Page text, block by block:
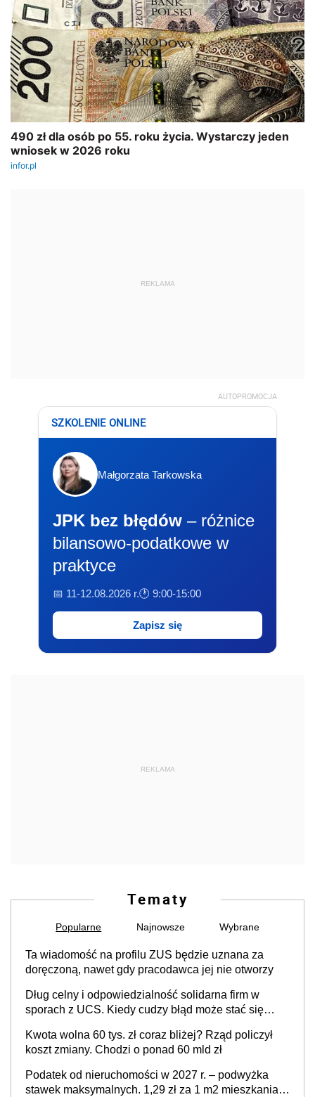
REKLAMA
AUTOPROMOCJA
SZKOLENIE ONLINE
Małgorzata Tarkowska
JPK bez błędów – różnice
bilansowo-podatkowe w
praktyce
📅 11-12.08.2026 r.🕐 9:00-15:00
Zapisz się
REKLAMA
Tematy
Popularne Najnowsze Wybrane
Ta wiadomość na profilu ZUS będzie uznana za
doręczoną, nawet gdy pracodawca jej nie otworzy
Dług celny i odpowiedzialność solidarna firm w
sporach z UCS. Kiedy cudzy błąd może stać się
Kwota wolna 60 tys. zł coraz bliżej? Rząd policzył
koszt zmiany. Chodzi o ponad 60 mld zł
Podatek od nieruchomości w 2027 r. – podwyżka
stawek maksymalnych. 1,29 zł za 1 m2 mieszkania,